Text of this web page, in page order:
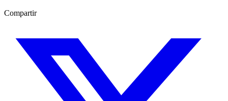
Compartir